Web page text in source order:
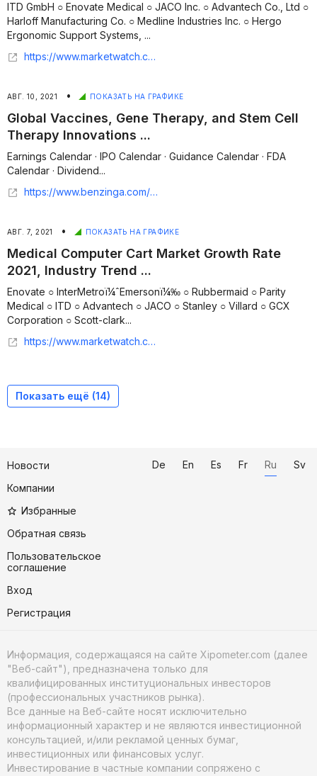
ITD GmbH ○ Enovate Medical ○ JACO Inc. ○ Advantech Co., Ltd ○
Harloff Manufacturing Co. ○ Medline Industries Inc. ○ Hergo
Ergonomic Support Systems, ...
https://www.marketwatch.com/press-release/medical-carts-market-trend-2021-2025-with-top-countries-data--key-leaders-analysis-segmentation-growth-future-trends-gross-margin-demands-emerging-technology-by-regional-forecast-2021-08-10
АВГ. 10, 2021 • ПОКАЗАТЬ НА ГРАФИКЕ
Global Vaccines, Gene Therapy, and Stem Cell
Therapy Innovations ...
Earnings Calendar · IPO Calendar · Guidance Calendar · FDA
Calendar · Dividend...
https://www.benzinga.com/pressreleases/21/08/b22396926/global-vaccines-gene-therapy-and-stem-cell-therapy-innovations-report-2021-researchandmarkets-com
АВГ. 7, 2021 • ПОКАЗАТЬ НА ГРАФИКЕ
Medical Computer Cart Market Growth Rate
2021, Industry Trend ...
Enovate ○ InterMetroï¼ˆEmersonï¼‰ ○ Rubbermaid ○ Parity
Medical ○ ITD ○ Advantech ○ JACO ○ Stanley ○ Villard ○ GCX
Corporation ○ Scott-clark...
https://www.marketwatch.com/press-release/medical-computer-cart-market-growth-rate-2021-industry-trend-analysis-product-scope-global-size-competitive-situation-development-factors-share-estimation-demand-and-supply-with-regional-forecast-2026-2021-08-06?tesla=y
Показать ещё (14)
Новости
Компании
Избранные
Обратная связь
Пользовательское
соглашение
Вход
Регистрация
De En Es Fr Ru Sv
Информация, содержащаяся на сайте Xipometer.com (далее
"Веб-сайт"), предназначена только для
квалифицированных институциональных инвесторов
(профессиональных участников рынка).
Все данные на Веб-сайте носят исключительно
информационный характер и не являются инвестиционной
консультацией, и/или рекламой ценных бумаг,
инвестиционных или финансовых услуг.
Инвестирование в частные компании сопряжено с